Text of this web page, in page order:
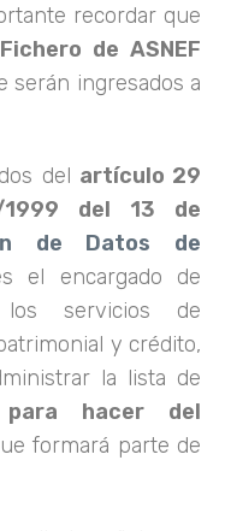
recordar que
de ASNEF
serán ingresados a
del artículo 29
del 13 de
de Datos de
el encargado de
servicios de
y crédito,
la lista de
hacer del
formará parte de